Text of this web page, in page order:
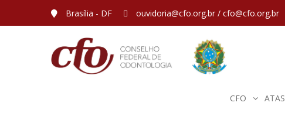
Brasília - DF ouvidoria@cfo.org.br / cfo@cfo.org.br
CFO ATAS